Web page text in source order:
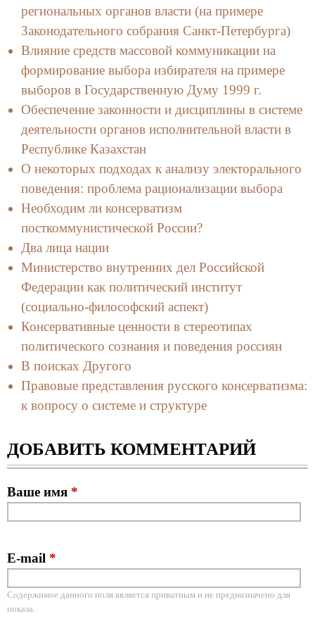
региональных органов власти (на примере
Законодательного собрания Санкт-Петербурга)
Влияние средств массовой коммуникации на
формирование выбора избирателя на примере
выборов в Государственную Думу 1999 г.
Обеспечение законности и дисциплины в системе
деятельности органов исполнительной власти в
Республике Казахстан
О некоторых подходах к анализу электорального
поведения: проблема рационализации выбора
Необходим ли консерватизм
посткоммунистической России?
Два лица нации
Министерство внутренних дел Российской
Федерации как политический институт
(социально-философский аспект)
Консервативные ценности в стереотипах
политического сознания и поведения россиян
В поисках Другого
Правовые представления русского консерватизма:
к вопросу о системе и структуре
ДОБАВИТЬ КОММЕНТАРИЙ
Ваше имя *
E-mail *
Содержимое данного поля является приватным и не предназначено для
показа.